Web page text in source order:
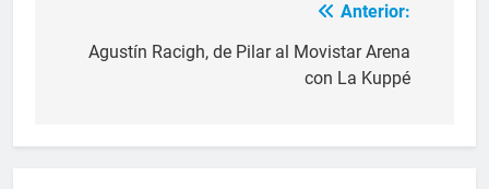
Anterior:
Agustín Racigh, de Pilar al Movistar Arena
con La Kuppé